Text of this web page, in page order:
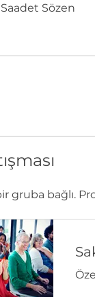
Saadet Sözen
gruba bağlı.